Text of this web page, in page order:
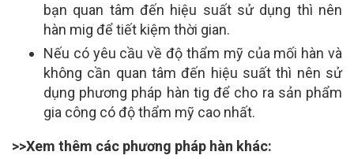
bạn quan tâm đến hiệu suất sử dụng thì nên
hàn mig để tiết kiệm thời gian.
Nếu có yêu cầu về độ thẩm mỹ của mối hàn và
không cần quan tâm đến hiệu suất thì nên sử
dụng phương pháp hàn tig để cho ra sản phẩm
gia công có độ thẩm mỹ cao nhất.
>>Xem thêm các phương pháp hàn khác: